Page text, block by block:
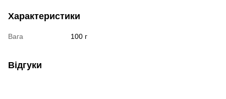
Характеристики
Вага 100 г
Відгуки